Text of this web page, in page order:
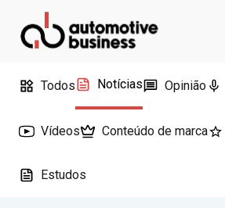
Todos Notícias Opinião
Vídeos Conteúdo de marca
Estudos